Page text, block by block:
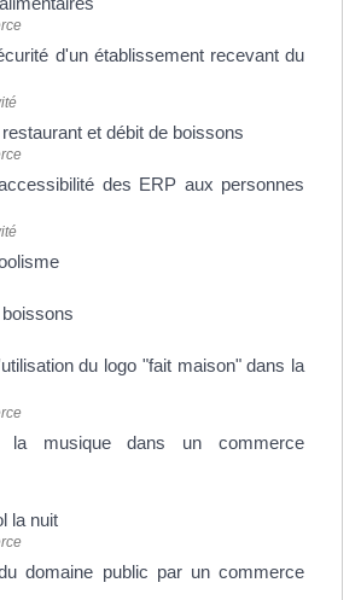
d'un établissement recevant du
et débit de boissons
des ERP aux personnes
du logo "fait maison" dans la
la musique dans un commerce
la nuit
domaine public par un commerce